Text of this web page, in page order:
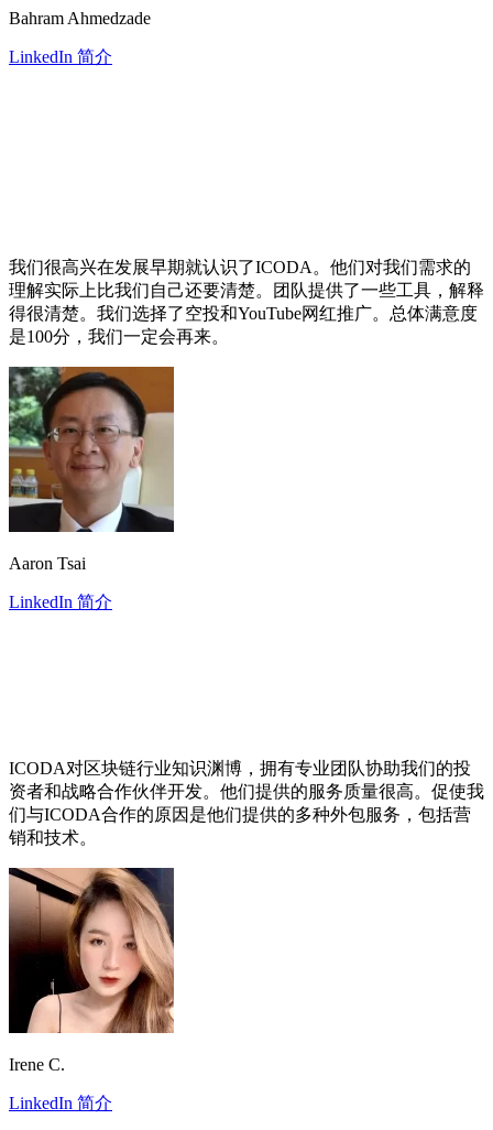
Bahram Ahmedzade
LinkedIn 简介
我们很高兴在发展早期就认识了ICODA。他们对我们需求的
理解实际上比我们自己还要清楚。团队提供了一些工具，解释
得很清楚。我们选择了空投和YouTube网红推广。总体满意度
是100分，我们一定会再来。
Aaron Tsai
LinkedIn 简介
ICODA对区块链行业知识渊博，拥有专业团队协助我们的投
资者和战略合作伙伴开发。他们提供的服务质量很高。促使我
们与ICODA合作的原因是他们提供的多种外包服务，包括营
销和技术。
Irene C.
LinkedIn 简介